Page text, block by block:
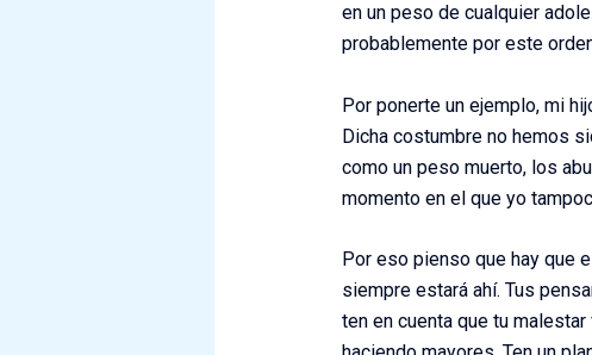
en un peso de cualquier
probablemente por este
Por ponerte un ejemplo, mi
Dicha costumbre no hemos
como un peso muerto, los
momento en el que yo
Por eso pienso que hay que
siempre estará ahí. Tus
ten en cuenta que tu